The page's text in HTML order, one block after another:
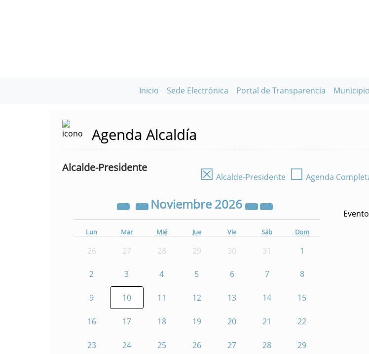
Inicio Sede Electrónica Portal de Transparencia Municipio
Agenda Alcaldía
Alcalde-Presidente ☒ Alcalde-Presidente ☐ Agenda
Noviembre2026
Lun Mar Mié Jue Vie Sáb Dom
26 27 28 29 30 31 1
2 3 4 5 6 7 8
9 10 11 12 13 14 15
16 17 18 19 20 21 22
23 24 25 26 27 28 29